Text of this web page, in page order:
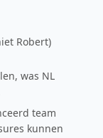
Robert)
was NL
team
kunnen